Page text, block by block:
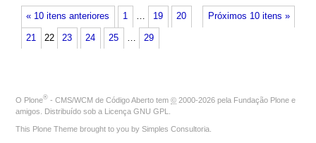
« 10 itens anteriores Próximos 10 itens »
1 … 19 20
21 22 23 24 25 … 29
O Plone® - CMS/WCM de Código Aberto tem © 2000-2026 pela Fundação Plone e
amigos. Distribuído sob a Licença GNU GPL
This Plone Theme brought to you by Simples Consultoria